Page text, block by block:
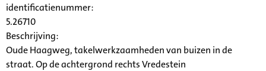
identificatienummer:
5.26710
Beschrijving:
Oude Haagweg, takelwerkzaamheden van buizen in de
straat. Op de achtergrond rechts Vredestein